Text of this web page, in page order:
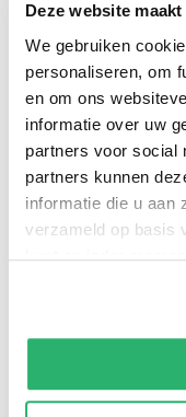
Deze website
We gebruiken
personaliseren, om
en om ons
informatie over uw
partners voor social
partners kunnen
informatie die u aan
verzameld op basis
kunt op ieder
We werken samen
kunnen ontvangen
mensen in iets
onze hersenen of
ervaring? Deze
laat zien dat onze
verbonden zijn
tegelijkertijd dat
product van ons
schijnen op een